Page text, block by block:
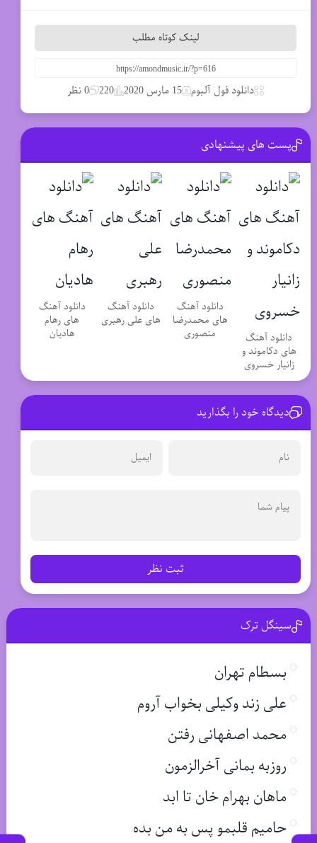
لینک کوتاه مطلب
دانلود فول آلبوم 15 مارس 2020 220 0 نظر
پست های پیشنهادی
دانلود آهنگ
های دکاموند و
زانیار خسروی
دانلود آهنگ
های محمدرضا
منصوری
دانلود آهنگ
های علی رهبری
دانلود آهنگ
های رهام
هادیان
دیدگاه خود را بگذارید
ثبت نظر
سینگل ترک
بسطام تهران
علی زند وکیلی بخواب آروم
محمد اصفهانی رفتن
روزبه بمانی آخرالزمون
ماهان بهرام خان تا ابد
حامیم قلبمو پس به من بده